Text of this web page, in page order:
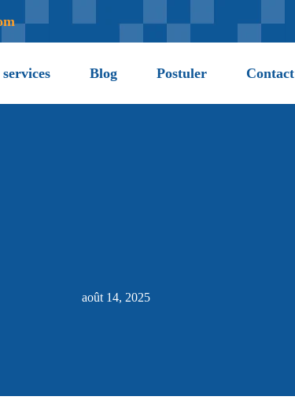
Blog Postuler Contact
août 14, 2025